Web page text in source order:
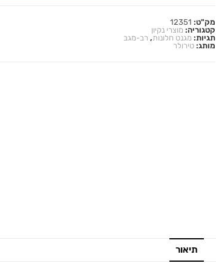
מק"ט: 12351
קטגוריה: מוצרי נקיון
תגיות: מגנט חלונות, רב-מגב
מותג: טירולר
תיאור